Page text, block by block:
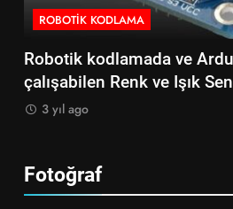
ROBOTIK KODLAMA
Robotik
çalışabilen Medikal
Fotoğraf